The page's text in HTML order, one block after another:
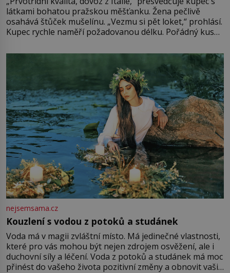
látkami bohatou pražskou měšťanku. Žena pečlivě
osahává štůček mušelínu. „Vezmu si pět loket,“ prohlásí.
Kupec rychle naměří požadovanou délku. Pořádný kus
milostpaní. Stačí jenom na sukni,“ zhodnotí švadlena
množství růžového mušelínu. „Ošidili vás, podívejte.“
nejsemsama.cz
Kouzlení s vodou z potoků a studánek
Voda má v magii zvláštní místo. Má jedinečné vlastnosti,
které pro vás mohou být nejen zdrojem osvěžení, ale i
duchovní síly a léčení. Voda z potoků a studánek má moc
přinést do vašeho života pozitivní změny a obnovit vaši